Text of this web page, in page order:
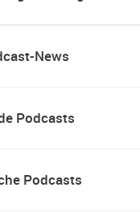
News
Podcasts
Podcasts